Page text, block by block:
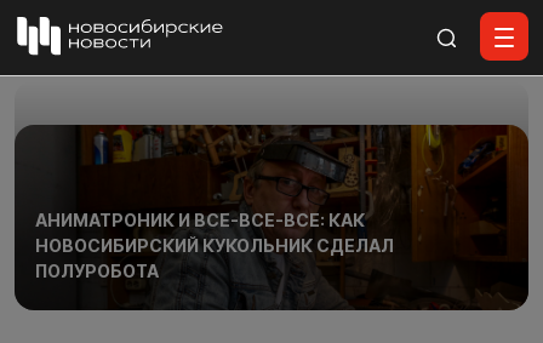
АНИМАТРОНИК И ВСЕ-ВСЕ-ВСЕ: КАК
НОВОСИБИРСКИЙ КУКОЛЬНИК СДЕЛАЛ
ПОЛУРОБОТА